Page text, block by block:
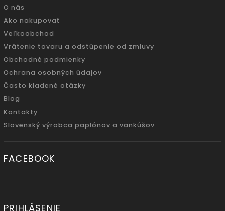
O nás
Ako nakupovať
Veľkoobchod
Vrátenie tovaru a odstúpenie od zmluvy
Obchodné podmienky
Ochrana osobných údajov
Často kladené otázky
Blog
Kontakty
Slovenský výrobca paplónov a vankúšov
FACEBOOK
PRIHLÁSENIE